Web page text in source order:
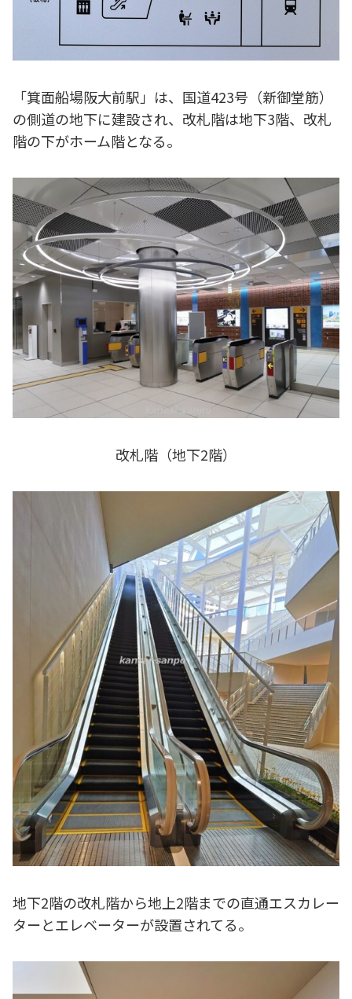
「箕面船場阪大前駅」は、国道423号（新御堂筋）
の側道の地下に建設され、改札階は地下3階、改札
階の下がホーム階となる。
改札階（地下2階）
地下2階の改札階から地上2階までの直通エスカレー
ターとエレベーターが設置されてる。